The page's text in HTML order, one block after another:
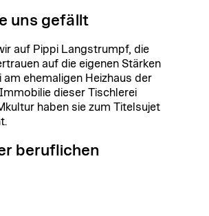
uns gefällt
auf Pippi Langstrumpf, die
auf die eigenen Stärken
ehemaligen Heizhaus der
dieser Tischlerei
haben sie zum Titelsujet
beruflichen